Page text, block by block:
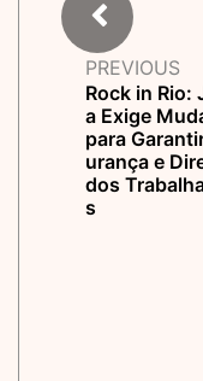
PREVIOUS
Rock in Rio:
a Exige
para
urança e
dos
s